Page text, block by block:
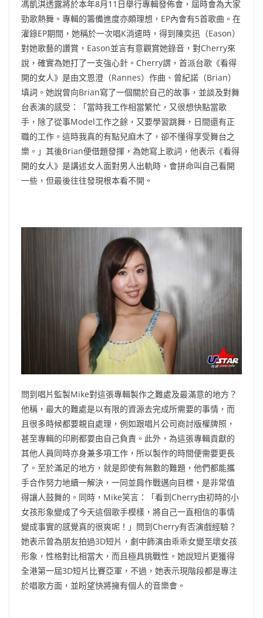
馮凱淇透露將於本年8月11日舉行專輯發佈會，屆時會為大家
勁歌熱舞。專輯的籌備進度亦頗理想，EP內會有5首歌曲。在
灌錄EP期間，她稱於一次唱K消遣時，得到陳奕迅（Eason）
對她歌藝的讚賞，Eason並言有意觀賞她錄音，對Cherry來
說，確實為她打了一支強心針。Cherry謂，首派台歌《看得
開的女人》是由文恩澄（Rannes）作曲、曾紀諾（Brian）
填詞。她說曾向Brian寫了一個關於自己的故事，並談及對舞
台表演的感受：「當時我工作相當繁忙，又很想快點當歌
手，除了從事Model工作之餘，又要學習跳舞，日間還有正
職的工作。這時我真的有點兒麻木了，卻不懂得享受舞台之
樂。」其後Brian便借題發揮，為她寫上歌詞，他表示《看得
開的女人》是講述女人面對男人出軌時，會拼命叫自己看開
一些，但最後往往發現根本看不開。
問到唱片監製Mike對這張專輯製作之難處及最滿意的地方？
他稱，最大的難處是以有限的資源去完成所需要的事情，而
且很多時候都要親自處理，例如跟唱片公司商討版權牌照，
甚至專輯的印刷都要由自己負責。此外，為這張專輯貢獻的
其他人員同時亦身兼多項工作，所以製作的時間便需要更長
了。至於滿足的地方，就是即使有無數的難題，他們都能攜
手合作努力地續一解決，一同並肩作戰邁向目標，是非常值
得讓人鼓舞的。同時，Mike笑言：「看到Cherry由初時的小
女孩形象變成了今天這個歌手模樣，將自己一直相信的事情
變成事實的感覺真的很爽呢！」問到Cherry有否演戲經驗？
她表示曾為朋友拍過3D短片，劇中飾演由乖乖女變至壞女孩
形象，性格對比相當大，而且極具挑戰性。她說短片更獲得
全港第一屆3D短片比賽亞軍，不過，她表示現階段都是專注
於唱歌方面，並盼望快將擁有個人的音樂會。